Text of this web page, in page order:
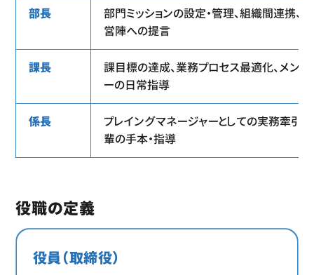
部長
部門ミッションの設定・管理、組織間連携、経
営陣への提言
課長
課目標の達成、業務プロセス最適化、メンバ
ーの日常指導
係長
プレイングマネージャーとしての実務牽引、
輩の手本・指導
役職の定義
役員（取締役）